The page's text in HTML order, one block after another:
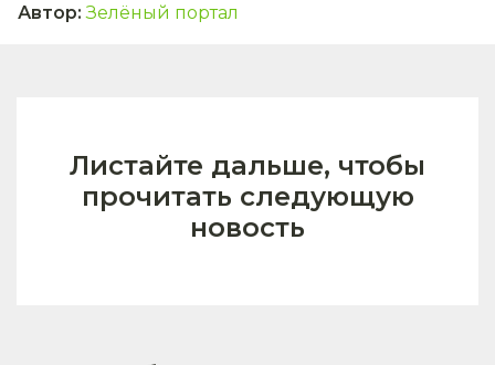
Автор: Зелёный портал
Листайте дальше, чтобы
прочитать следующую
новость